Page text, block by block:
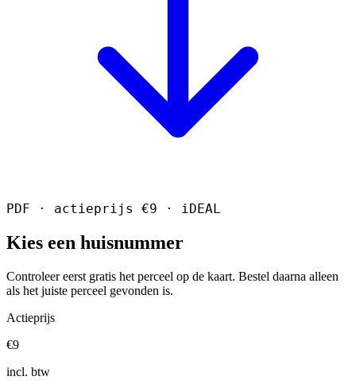
PDF · actieprijs €9 · iDEAL
Kies een huisnummer
Controleer eerst gratis het perceel op de kaart. Bestel daarna alleen
als het juiste perceel gevonden is.
Actieprijs
€9
incl. btw